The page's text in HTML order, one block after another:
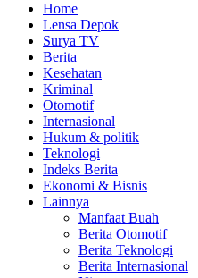
Home
Lensa Depok
Surya TV
Berita
Kesehatan
Kriminal
Otomotif
Internasional
Hukum & politik
Teknologi
Indeks Berita
Ekonomi & Bisnis
Lainnya
Manfaat Buah
Berita Otomotif
Berita Teknologi
Berita Internasional